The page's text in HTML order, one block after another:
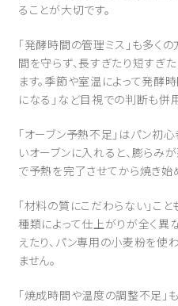
ることが大切です。
「発酵時間の管理ミス」も多く
間を守らず、長すぎたり短すぎ
ます。季節や室温によって発酵
になる」など目視での判断も併用
「オーブン予熱不足」はパン初
いオーブンに入れると、膨らみ
で予熱を完了させてから焼き始
「材料の質にこだわらない」こ
種類によって仕上がりが全く異
えたり、パン専用の小麦粉を使
ません。
「焼成時間や温度の調整不足」